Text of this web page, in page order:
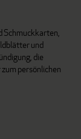
Schmuckkarten,
und
die
persönlichen